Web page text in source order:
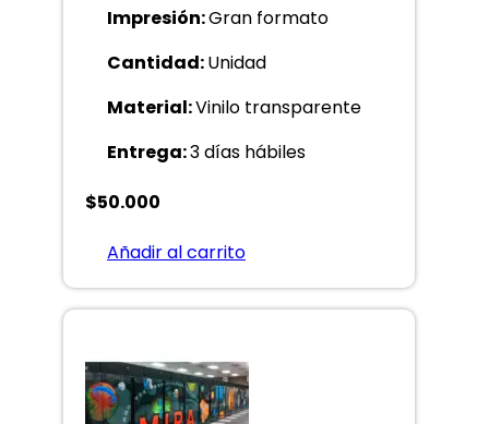
Impresión:Gran formato
Cantidad:Unidad
Material:Vinilo transparente
Entrega:3 días hábiles
$50.000
Añadir al carrito